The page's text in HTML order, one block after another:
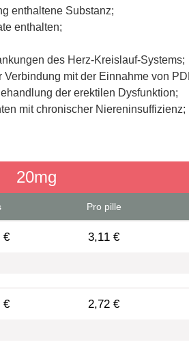
enthaltene Substanz;
enthalten;
des Herz-Kreislauf-Systems;
mit der Einnahme von
der erektilen Dysfunktion;
mit chronischer Niereninsuffizienz;
20mg
Pro pille
€ 3,11 €
€ 2,72 €